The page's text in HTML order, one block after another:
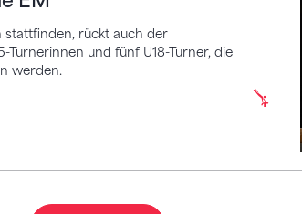
stattfinden, rückt auch der
und fünf U18-Turner, die
werden.